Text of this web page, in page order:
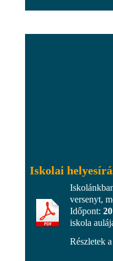
Iskolai
versenyt,
Időpont:
iskola
Részletek